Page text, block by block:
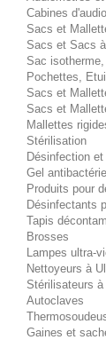
Cabines
Sacs et
Sacs et Sacs
Sac
Pochettes,
Sacs et
Sacs et
Mallettes
Stérilisation
Désinfection
Gel
Produits pour
Désinfectants
Tapis
Brosses
Lampes ultra-
Nettoyeurs à
Stérilisateurs à
Autoclaves
Gaines et